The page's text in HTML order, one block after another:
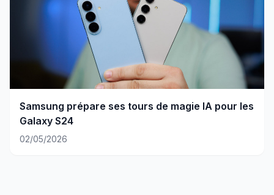
Samsung prépare ses tours de magie IA pour les
Galaxy S24
02/05/2026